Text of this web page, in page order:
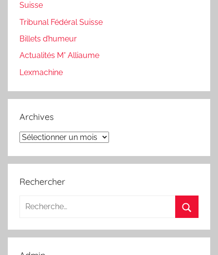
Suisse
Tribunal Fédéral Suisse
Billets d’humeur
Actualités M° Alliaume
Lexmachine
Archives
Archives
Rechercher
Recherche
: